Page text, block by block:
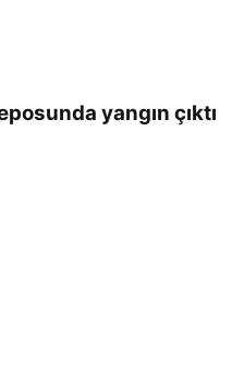
yangın çıktı